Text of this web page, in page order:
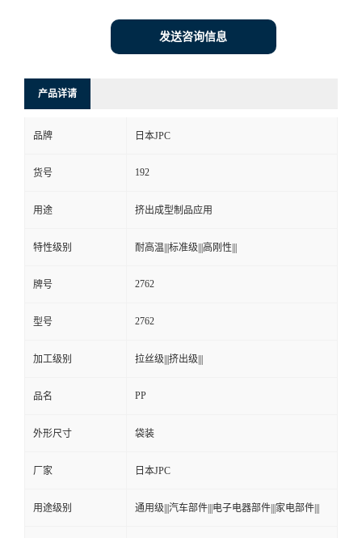
发送咨询信息
产品详请
品牌 日本JPC
货号 192
用途 挤出成型制品应用
特性级别 耐高温|||标准级|||高刚性|||
牌号 2762
型号 2762
加工级别 拉丝级|||挤出级|||
品名 PP
外形尺寸 袋装
厂家 日本JPC
用途级别 通用级|||汽车部件|||电子电器部件|||家电部件|||